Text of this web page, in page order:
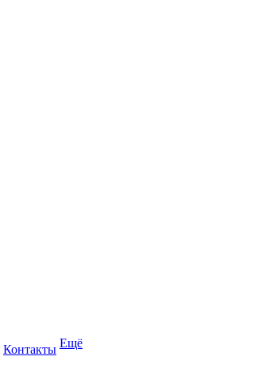
Контакты Ещё